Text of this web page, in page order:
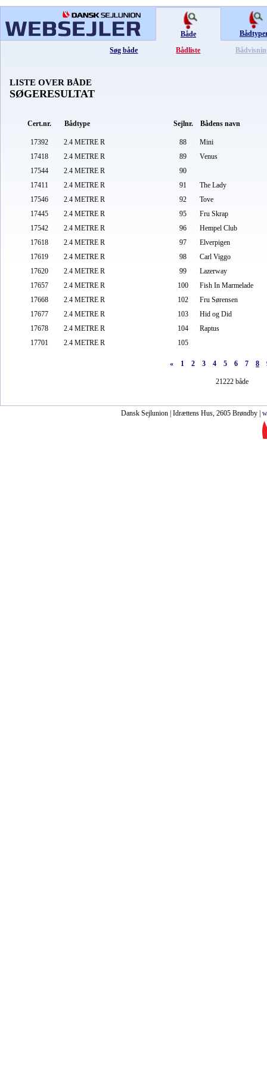
Både
Søg både
Bådliste
LISTE OVER BÅDE
SØGERESULTAT
Cert.nr. Bådtype Sejlnr. Bådens navn
17392 2.4 METRE R 88
Mini
17418
2.4 METRE R 89
Venus
17544
2.4 METRE R
90
17411
2.4 METRE R 91
The Lady
17546
2.4 METRE R 92
Tove
17445
2.4 METRE R 95
Fru Skrap
17542
2.4 METRE R 96
Hempel Club
17618
2.4 METRE R 97
Elverpigen
17619
2.4 METRE R 98
Carl Viggo
17620
2.4 METRE R 99
Lazerway
17657
2.4 METRE R 100
Fish In Marmelade
17668
2.4 METRE R 102
Fru Sørensen
17677
2.4 METRE R 103
Hid og Did
17678
2.4 METRE R 104
Raptus
17701
2.4 METRE R 105
« 1 2 3 4 5 6 7 8
21222 både
Dansk Sejlunion | Idrættens Hus, 2605 Brøndby |